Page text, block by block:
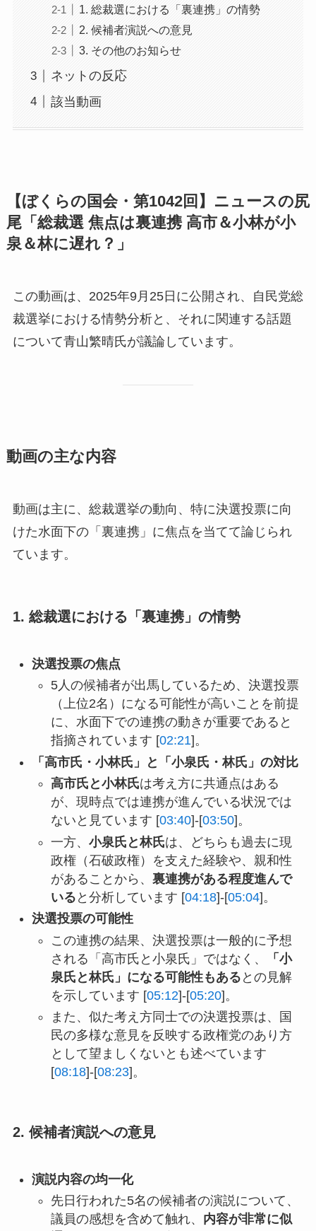
1. 総裁選における「裏連携」の情勢
2. 候補者演説への意見
3. その他のお知らせ
ネットの反応
該当動画
【ぼくらの国会・第1042回】ニュースの尻
尾「総裁選 焦点は裏連携 高市＆小林が小
泉＆林に遅れ？」
この動画は、2025年9月25日に公開され、自民党総
裁選挙における情勢分析と、それに関連する話題
について青山繁晴氏が議論しています。
動画の主な内容
動画は主に、総裁選挙の動向、特に決選投票に向
けた水面下の「裏連携」に焦点を当てて論じられ
ています。
1. 総裁選における「裏連携」の情勢
決選投票の焦点
5人の候補者が出馬しているため、決選投票
（上位2名）になる可能性が高いことを前提
に、水面下での連携の動きが重要であると
指摘されています [02:21]。
「高市氏・小林氏」と「小泉氏・林氏」の対比
高市氏と小林氏は考え方に共通点はある
が、現時点では連携が進んでいる状況では
ないと見ています [03:40]-[03:50]。
一方、 小泉氏と林氏は、どちらも過去に現
政権（石破政権）を支えた経験や、親和性
があることから、 裏連携がある程度進んで
いる と分析しています [04:18]-[05:04]。
決選投票の可能性
この連携の結果、決選投票は一般的に予想
される「高市氏と小泉氏」ではなく、
「小
泉氏と林氏」になる可能性もある との見解
を示しています [05:12]-[05:20]。
また、似た考え方同士での決選投票は、国
民の多様な意見を反映する政権党のあり方
として望ましくないとも述べています
[08:18]-[08:23]。
2. 候補者演説への意見
演説内容の均一化
先日行われた5名の候補者の演説について、
議員の感想を含めて触れ、 内容が非常に似